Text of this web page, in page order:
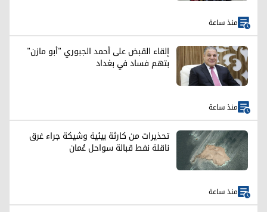
منذ ساعة
إلقاء القبض على أحمد الجبوري "أبو مازن"
بتهم فساد في بغداد
منذ ساعة
تحذيرات من كارثة بيئية وشيكة جراء غرق
ناقلة نفط قبالة سواحل عُمان
منذ ساعة